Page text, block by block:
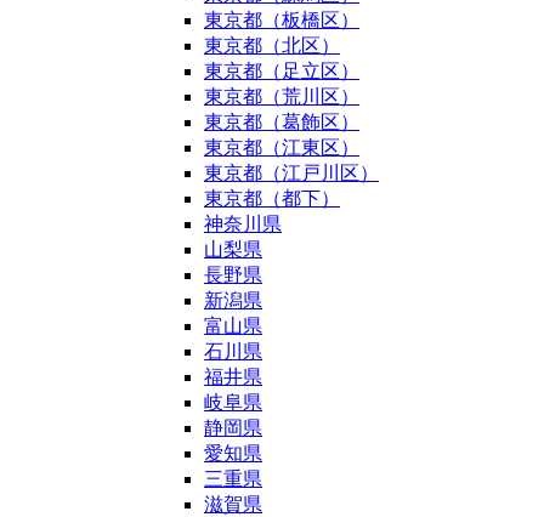
東京都（板橋区）
東京都（北区）
東京都（足立区）
東京都（荒川区）
東京都（葛飾区）
東京都（江東区）
東京都（江戸川区）
東京都（都下）
神奈川県
山梨県
長野県
新潟県
富山県
石川県
福井県
岐阜県
静岡県
愛知県
三重県
滋賀県